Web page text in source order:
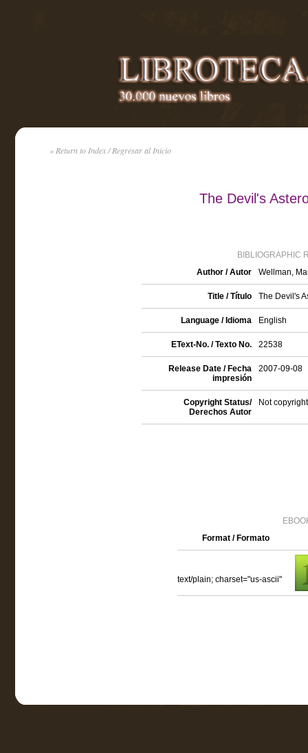
« Return to Index / Regresar al Inicio
The Devil's
BIBLIOGRAPHIC
Author / Autor
Wellman,
Title / Título The Devil's
Language / Idioma English
EText-No. / Texto No. 22538
Release Date / Fecha
impresión
2007-09-08
Copyright Status/
Derechos Autor
Not
Format / Formato
text/plain; charset="us-ascii"